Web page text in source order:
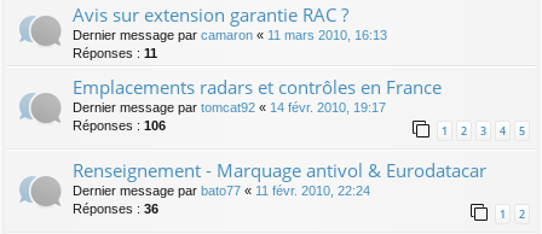
Avis sur extension garantie RAC ?
Dernier message par camaron « 11 mars 2010, 16:13
Réponses : 11
Emplacements radars et contrôles en France
Dernier message par tomcat92 « 14 févr. 2010, 19:17
Réponses : 106 1 2 3 4 5
Renseignement - Marquage antivol & Eurodatacar
Dernier message par bato77 « 11 févr. 2010, 22:24
Réponses : 36 1 2